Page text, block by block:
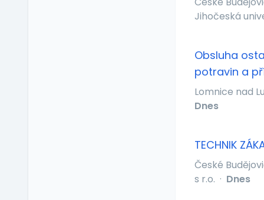
Jihočeská
Obsluha
potravin a
Lomnice nad
Dnes
TECHNIK
České
s r.o. · Dnes